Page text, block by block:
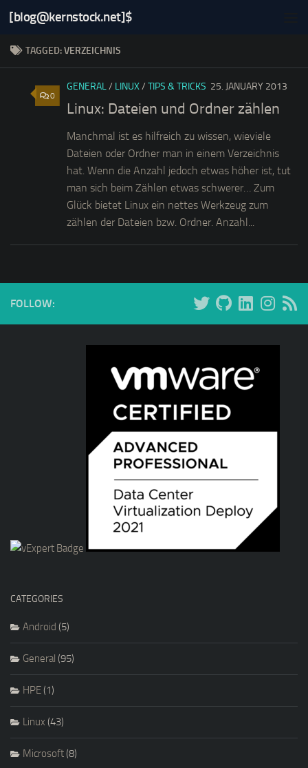
Skip to content
[blog@kernstock.net]$
TAGGED:VERZEICHNIS
0
GENERAL/ LINUX/ TIPS & TRICKS 25. JANUARY 2013
Linux: Dateien und Ordner zählen
Manchmal ist es hilfreich zu wissen, wieviele
Dateien oder Ordner man in einem Verzeichnis
hat. Wenn die Anzahl jedoch etwas höher ist, tut
man sich beim Zählen etwas schwerer… Zum
Glück bietet Linux ein nettes Werkzeug zum
zählen der Dateien bzw. Ordner. Anzahl...
FOLLOW:
CATEGORIES
Android (5)
General (95)
HPE(1)
Linux (43)
Microsoft(8)